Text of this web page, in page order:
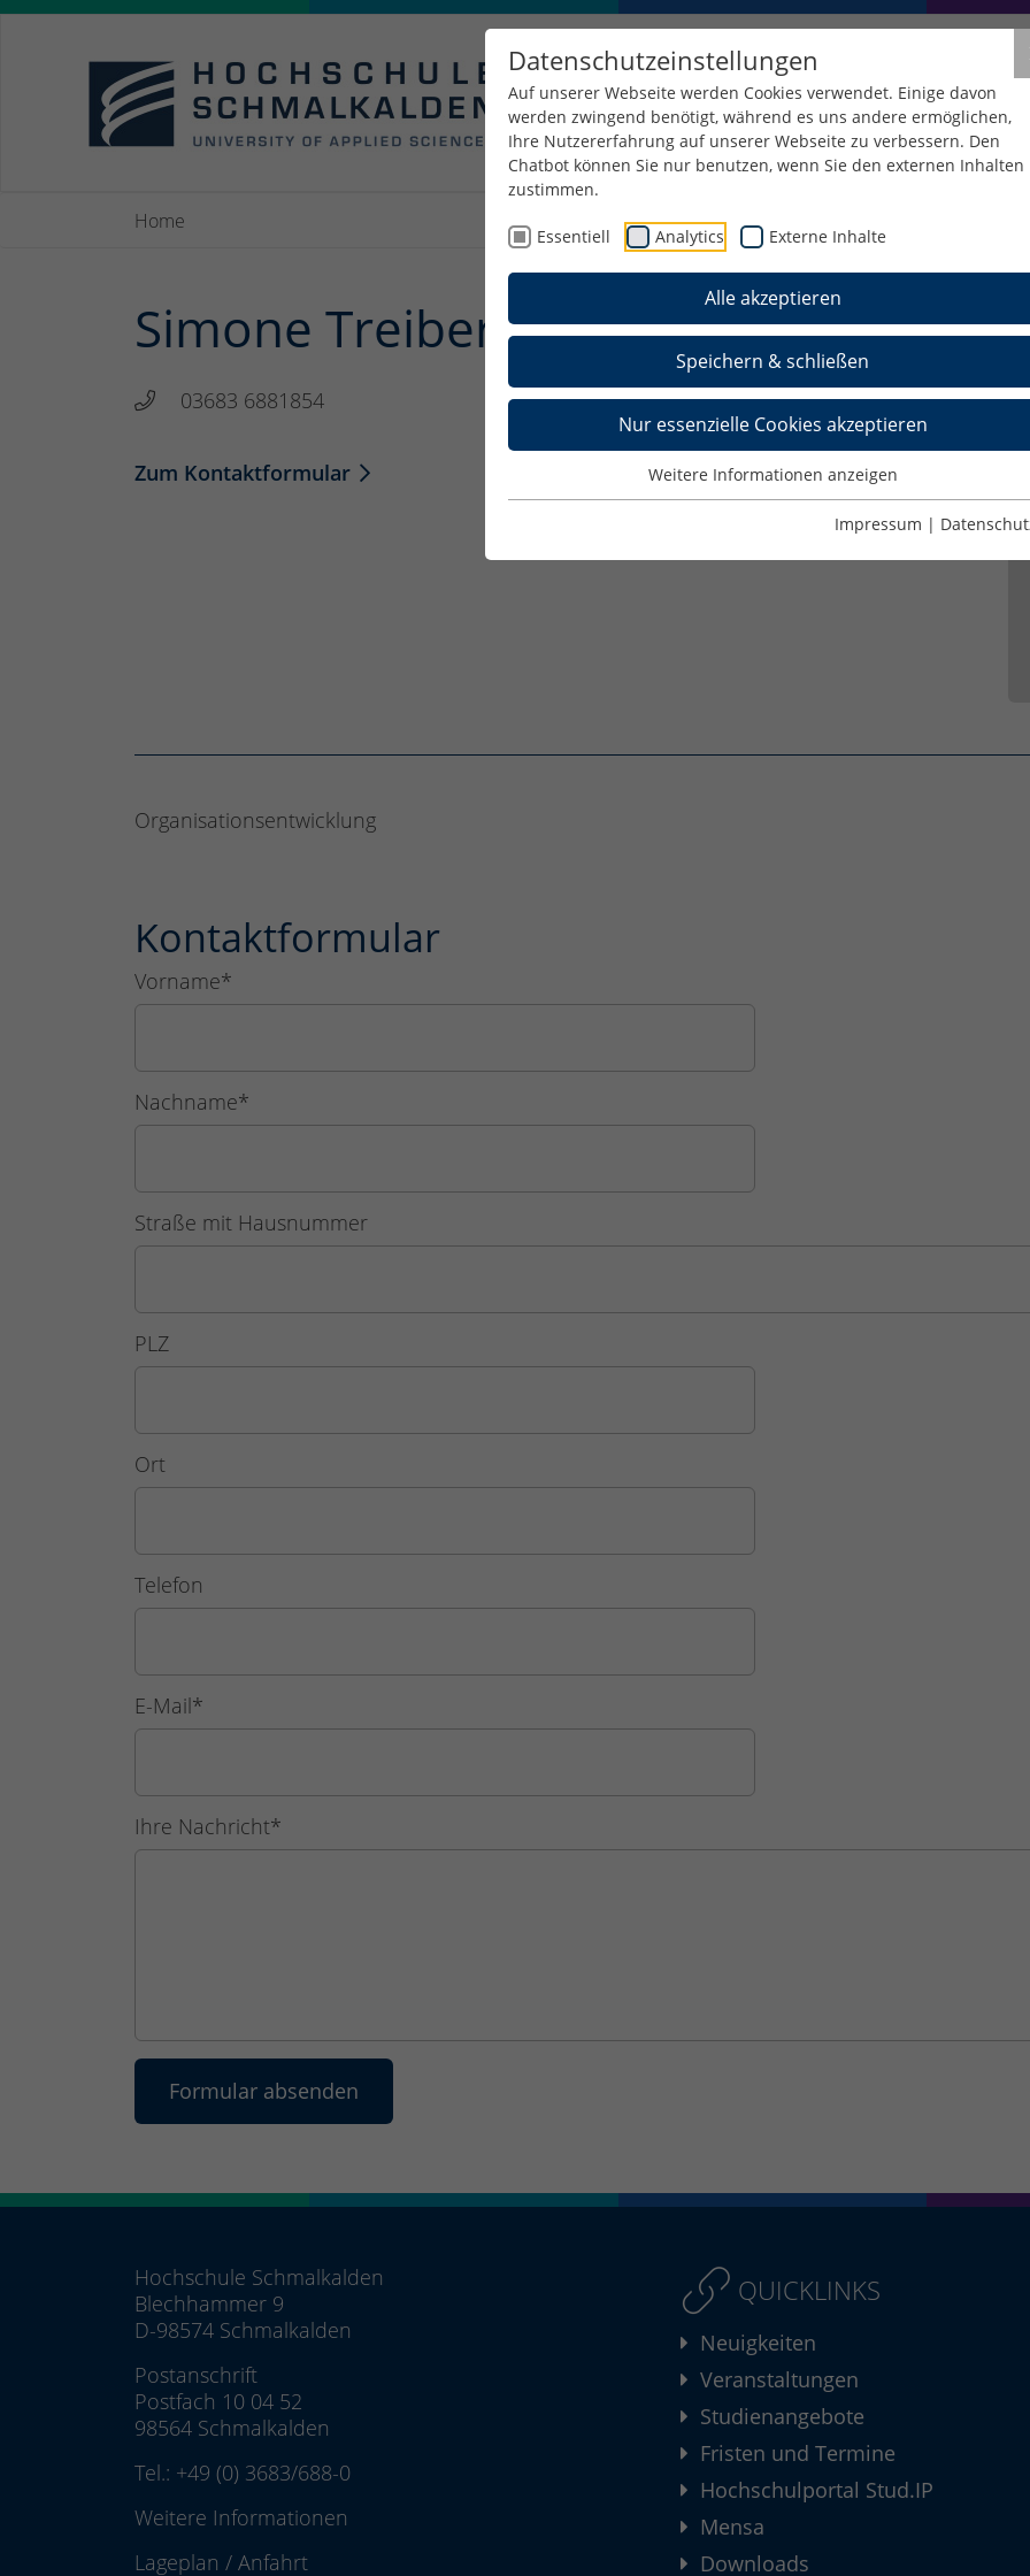
Datenschutzeinstellungen
Auf unserer Webseite werden Cookies verwendet. Einige davon
werden zwingend benötigt, während es uns andere ermöglichen,
Ihre Nutzererfahrung auf unserer Webseite zu verbessern. Den
Chatbot können Sie nur benutzen, wenn Sie den externen Inhalten
zustimmen.
Essentiell Analytics Externe Inhalte
Alle akzeptieren
Speichern & schließen
Nur essenzielle Cookies akzeptieren
Weitere Informationen anzeigen
Impressum |
Home
Simone Treiber
03683 6881854
Zum Kontaktformular
Organisationsentwicklung
Kontaktformular
Vorname*
Nachname*
Straße mit Hausnummer
PLZ
Ort
Telefon
E-Mail*
Ihre Nachricht*
Hochschule Schmalkalden
Blechhammer 9
D-98574 Schmalkalden
Postanschrift
Postfach 10 04 52
98564 Schmalkalden
Tel.: +49 (0) 3683/688-0
Weitere Informationen
Lageplan / Anfahrt
QUICKLINKS
Neuigkeiten
Veranstaltungen
Studienangebote
Fristen und Termine
Hochschulportal Stud.IP
Mensa
Downloads